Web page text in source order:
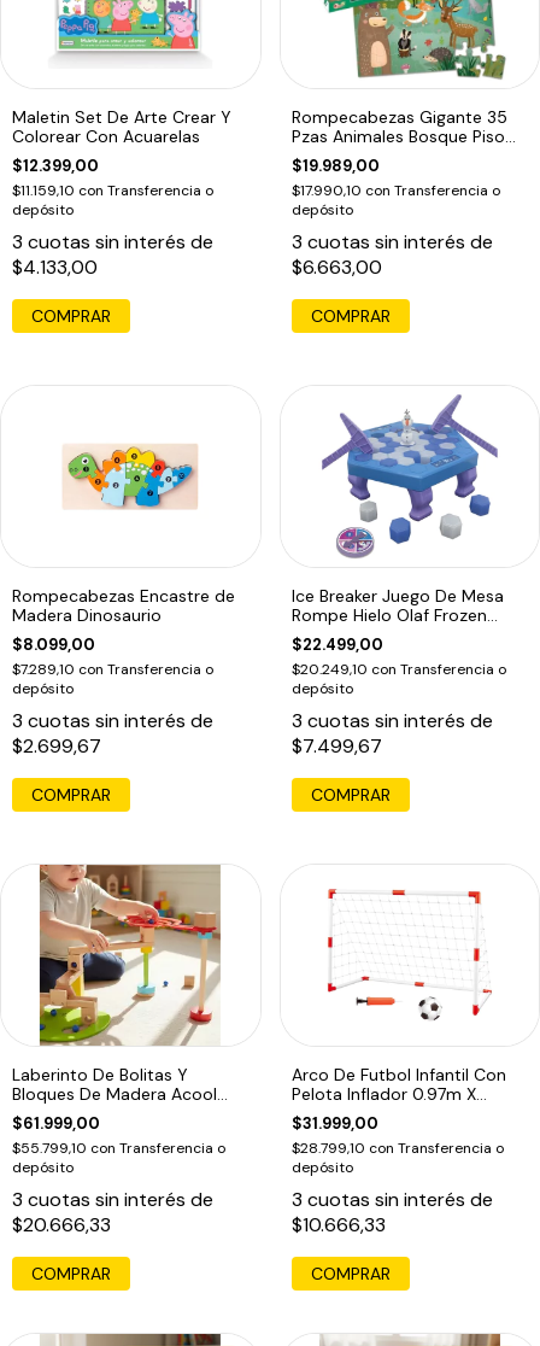
Maletin Set De Arte Crear Y
Colorear Con Acuarelas
$12.399,00
$11.159,10 con Transferencia o
depósito
3 cuotas sin interés de
$4.133,00
COMPRAR
Rompecabezas Gigante 35
Pzas Animales Bosque Piso
Puzzle Edu
$19.989,00
$17.990,10 con Transferencia o
depósito
3 cuotas sin interés de
$6.663,00
Rompecabezas Encastre de
Madera Dinosaurio
$8.099,00
$7.289,10 con Transferencia o
depósito
3 cuotas sin interés de
$2.699,67
Ice Breaker Juego De Mesa
Rompe Hielo Olaf Frozen
Disney
$22.499,00
$20.249,10 con Transferencia o
depósito
3 cuotas sin interés de
$7.499,67
Laberinto De Bolitas Y
Bloques De Madera Acool
Para Niños Multicolor
$61.999,00
$55.799,10 con Transferencia o
depósito
3 cuotas sin interés de
$20.666,33
COMPRAR
Arco De Futbol Infantil Con
Pelota Inflador 0.97m X
0.64m
$31.999,00
$28.799,10 con Transferencia o
depósito
3 cuotas sin interés de
$10.666,33
COMPRAR